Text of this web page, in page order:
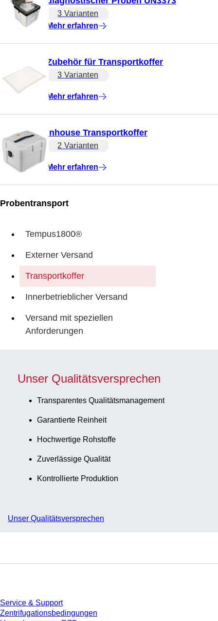
Probentransport
Tempus1800®
Externer Versand
Transportkoffer
Innerbetrieblicher Versand
Versand mit speziellen
Anforderungen
3 Varianten
Mehr erfahren
Zubehör für Transportkoffer
3 Varianten
Mehr erfahren
Inhouse Transportkoffer
2 Varianten
Mehr erfahren
Unser Qualitätsversprechen
Transparentes Qualitätsmanagement
Garantierte Reinheit
Hochwertige Rohstoffe
Zuverlässige Qualität
Kontrollierte Produktion
Unser Qualitätsversprechen
Service & Support
Zentrifugationsbedingungen